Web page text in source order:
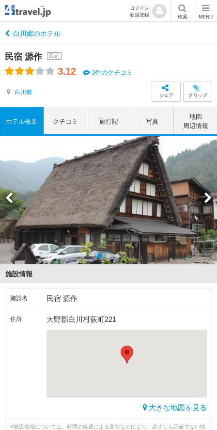
ログイン
新規登録
検索 MENU
白川郷のホテル
民宿 源作 民宿
3.12 3件のクチコミ
白川郷 シェア クリップ
ホテル概要 クチコミ 旅行記 写真
地図
周辺情報
施設情報
施設名 民宿 源作
住所 大野郡白川村荻町221
大きな地図を見る
※施設情報については、時間の経過による変化などにより、必ずしも正確でない情